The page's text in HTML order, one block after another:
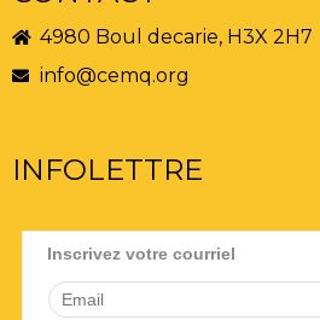
4980 Boul decarie, H3X 2H7
info@cemq.org
INFOLETTRE